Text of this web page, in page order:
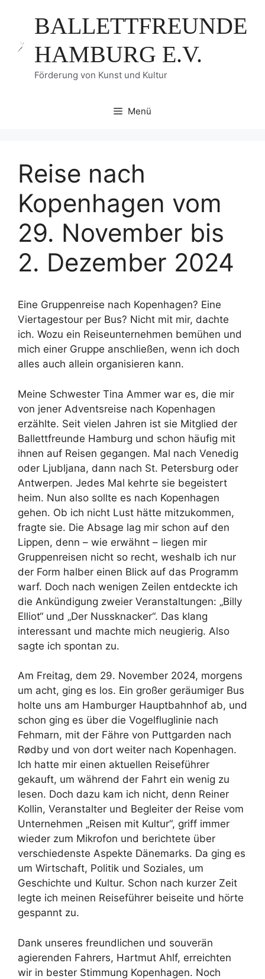
springenBALLETTFREUNDE
HAMBURG E.V.
Förderung von Kunst und Kultur
Menü
Reise nach
Kopenhagen vom
29. November bis
2. Dezember 2024
Eine Gruppenreise nach Kopenhagen? Eine
Viertagestour per Bus? Nicht mit mir, dachte
ich. Wozu ein Reiseunternehmen bemühen und
mich einer Gruppe anschließen, wenn ich doch
alles auch allein organisieren kann.
Meine Schwester Tina Ammer war es, die mir
von jener Adventsreise nach Kopenhagen
erzählte. Seit vielen Jahren ist sie Mitglied der
Ballettfreunde Hamburg und schon häufig mit
ihnen auf Reisen gegangen. Mal nach Venedig
oder Ljubljana, dann nach St. Petersburg oder
Antwerpen. Jedes Mal kehrte sie begeistert
heim. Nun also sollte es nach Kopenhagen
gehen. Ob ich nicht Lust hätte mitzukommen,
fragte sie. Die Absage lag mir schon auf den
Lippen, denn – wie erwähnt – liegen mir
Gruppenreisen nicht so recht, weshalb ich nur
der Form halber einen Blick auf das Programm
warf. Doch nach wenigen Zeilen entdeckte ich
die Ankündigung zweier Veranstaltungen: „Billy
Elliot“ und „Der Nussknacker“. Das klang
interessant und machte mich neugierig. Also
sagte ich spontan zu.
Am Freitag, dem 29. November 2024, morgens
um acht, ging es los. Ein großer geräumiger Bus
holte uns am Hamburger Hauptbahnhof ab, und
schon ging es über die Vogelfluglinie nach
Fehmarn, mit der Fähre von Puttgarden nach
Rødby und von dort weiter nach Kopenhagen.
Ich hatte mir einen aktuellen Reiseführer
gekauft, um während der Fahrt ein wenig zu
lesen. Doch dazu kam ich nicht, denn Reiner
Kollin, Veranstalter und Begleiter der Reise vom
Unternehmen „Reisen mit Kultur“, griff immer
wieder zum Mikrofon und berichtete über
verschiedenste Aspekte Dänemarks. Da ging es
um Wirtschaft, Politik und Soziales, um
Geschichte und Kultur. Schon nach kurzer Zeit
legte ich meinen Reiseführer beiseite und hörte
gespannt zu.
Dank unseres freundlichen und souverän
agierenden Fahrers, Hartmut Ahlf, erreichten
wir in bester Stimmung Kopenhagen. Noch